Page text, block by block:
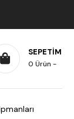
SEPETIM
0 Ürün